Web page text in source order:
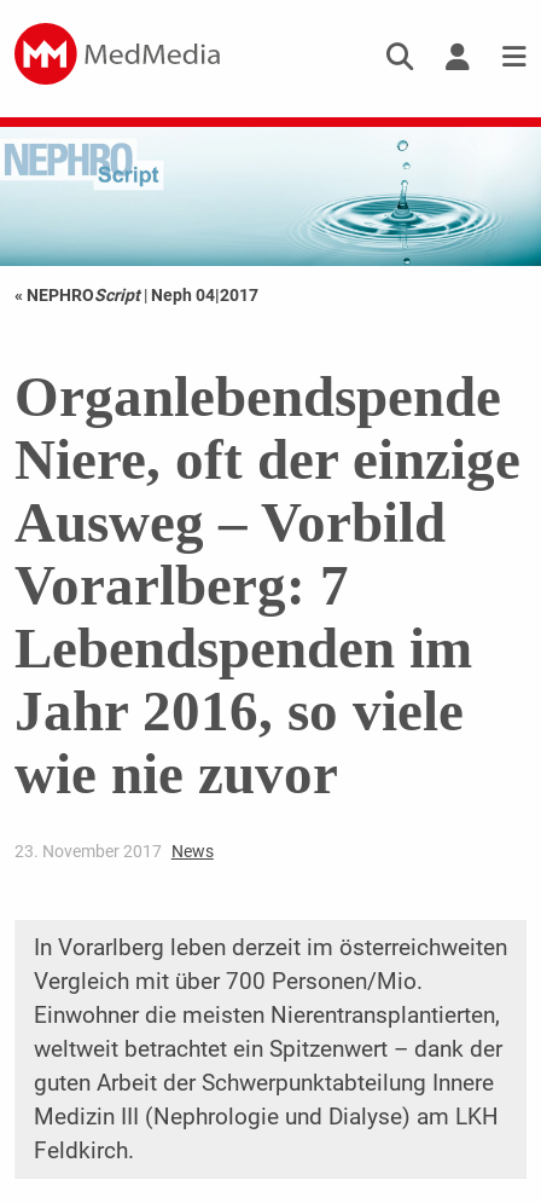
« NEPHROScript | Neph 04|2017
Organlebendspende
Niere, oft der einzige
Ausweg – Vorbild
Vorarlberg: 7
Lebendspenden im
Jahr 2016, so viele
wie nie zuvor
23. November 2017 News
In Vorarlberg leben derzeit im österreichweiten
Vergleich mit über 700 Personen/Mio.
Einwohner die meisten Nierentransplantierten,
weltweit betrachtet ein Spitzenwert – dank der
guten Arbeit der Schwerpunktabteilung Innere
Medizin III (Nephrologie und Dialyse) am LKH
Feldkirch.